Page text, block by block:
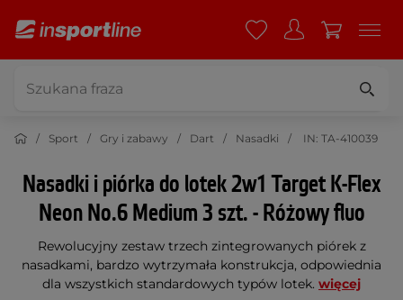
Sport Gry i zabawy Dart Nasadki IN: TA-410039
Nasadki i piórka do lotek 2w1 Target K-Flex
Neon No.6 Medium 3 szt. - Różowy fluo
Rewolucyjny zestaw trzech zintegrowanych piórek z
nasadkami, bardzo wytrzymała konstrukcja, odpowiednia
dla wszystkich standardowych typów lotek. więcej